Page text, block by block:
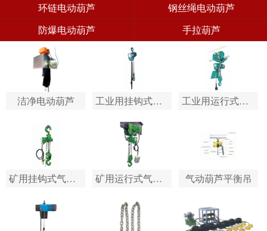
环链电动葫芦
钢丝绳电动葫芦
防爆电动葫芦
手拉葫芦
洁净电动葫芦 工业用挂钩式气动葫… 工业用运行式气动葫…
矿用挂钩式气动葫芦 矿用运行式气动葫芦 气动葫芦平衡吊